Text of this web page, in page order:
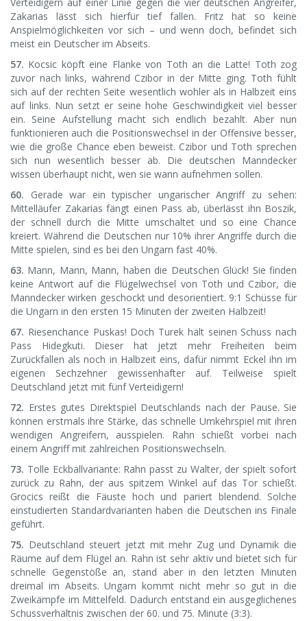
Zakarias lässt sich hierfür tief fallen. Fritz hat so keine
Anspielmöglichkeiten vor sich – und wenn doch, befindet sich
meist ein Deutscher im Abseits.
57. Kocsic köpft eine Flanke von Toth an die Latte! Toth zog
zuvor nach links, während Czibor in der Mitte ging. Toth fühlt
sich auf der rechten Seite wesentlich wohler als in Halbzeit eins
auf links. Nun setzt er seine hohe Geschwindigkeit viel besser
ein. Seine Aufstellung macht sich endlich bezahlt. Aber nun
funktionieren auch die Positionswechsel in der Offensive besser,
wie die große Chance eben beweist. Czibor und Toth sprechen
sich nun wesentlich besser ab. Die deutschen Manndecker
wissen überhaupt nicht, wen sie wann aufnehmen sollen.
60. Gerade war ein typischer ungarischer Angriff zu sehen:
Mittelläufer Zakarias fängt einen Pass ab, überlässt ihn Boszik,
der schnell durch die Mitte umschaltet und so eine Chance
kreiert. Während die Deutschen nur 10% ihrer Angriffe durch die
Mitte spielen, sind es bei den Ungarn fast 40%.
63. Mann, Mann, Mann, haben die Deutschen Glück! Sie finden
keine Antwort auf die Flügelwechsel von Toth und Czibor, die
Manndecker wirken geschockt und desorientiert. 9:1 Schüsse für
die Ungarn in den ersten 15 Minuten der zweiten Halbzeit!
67. Riesenchance Puskas! Doch Turek hält seinen Schuss nach
Pass Hidegkuti. Dieser hat jetzt mehr Freiheiten beim
Zurückfallen als noch in Halbzeit eins, dafür nimmt Eckel ihn im
eigenen Sechzehner gewissenhafter auf. Teilweise spielt
Deutschland jetzt mit fünf Verteidigern!
72. Erstes gutes Direktspiel Deutschlands nach der Pause. Sie
können erstmals ihre Stärke, das schnelle Umkehrspiel mit ihren
wendigen Angreifern, ausspielen. Rahn schießt vorbei nach
einem Angriff mit zahlreichen Positionswechseln.
73. Tolle Eckballvariante: Rahn passt zu Walter, der spielt sofort
zurück zu Rahn, der aus spitzem Winkel auf das Tor schießt.
Grocics reißt die Fäuste hoch und pariert blendend. Solche
einstudierten Standardvarianten haben die Deutschen ins Finale
geführt.
75. Deutschland steuert jetzt mit mehr Zug und Dynamik die
Räume auf dem Flügel an. Rahn ist sehr aktiv und bietet sich für
schnelle Gegenstöße an, stand aber in den letzten Minuten
dreimal im Abseits. Ungarn kommt nicht mehr so gut in die
Zweikämpfe im Mittelfeld. Dadurch entstand ein ausgeglichenes
Schussverhältnis zwischen der 60. und 75. Minute (3:3).